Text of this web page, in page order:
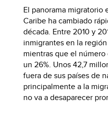
El panorama migratorio
Caribe ha cambiado
década. Entre 2010 y
inmigrantes en la
mientras que el
un 26%. Unos 42,7
fuera de sus países de
principalmente a la
no va a desaparecer